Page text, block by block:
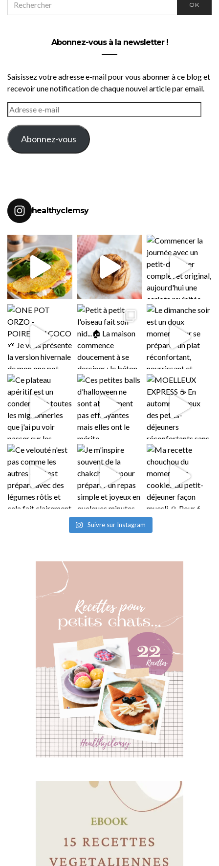
FOR:
OK
Abonnez-vous à la newsletter !
Saisissez votre adresse e-mail pour vous abonner à ce blog et
recevoir une notification de chaque nouvel article par email.
ADRESSE
E-
MAIL
Abonnez-vous
healthyclemsy
Suivre sur Instagram